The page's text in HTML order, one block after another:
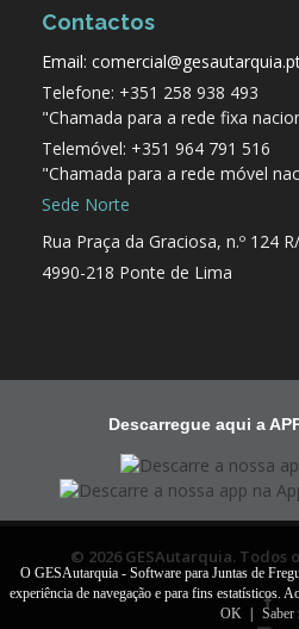
Contactos
Email:
Telefone: +351 258 938 493
"Chamada para a rede fixa
Telemóvel: +351 964 791 516
"Chamada para a rede móvel
Sede Norte
Rua Praça da Graciosa, n.º 124
4990-218 Ponte de Lima
Descarregue aqui a
© 2026 GESAutarquia. Todos
O GESAutarquia - Software para Juntas de
experiência de navegação e para fins estatísticos.
OK
Saber